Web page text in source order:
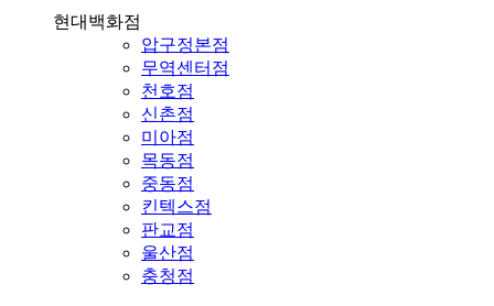
현대백화점
압구정본점
무역센터점
천호점
신촌점
미아점
목동점
중동점
킨텍스점
판교점
울산점
충청점